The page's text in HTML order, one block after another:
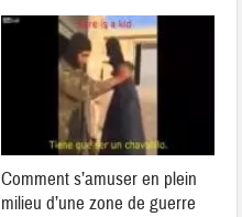
Comment s’amuser en plein
milieu d’une zone de guerre